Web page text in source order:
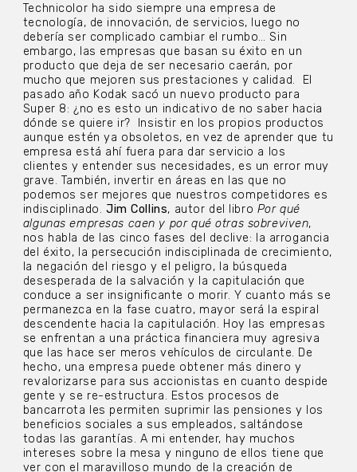
Technicolor ha sido siempre una empresa de
tecnología, de innovación, de servicios, luego no
debería ser complicado cambiar el rumbo… Sin
embargo, las empresas que basan su éxito en un
producto que deja de ser necesario caerán, por
mucho que mejoren sus prestaciones y calidad. El
pasado año Kodak sacó un nuevo producto para
Super 8: ¿no es esto un indicativo de no saber hacia
dónde se quiere ir? Insistir en los propios productos
aunque estén ya obsoletos, en vez de aprender que tu
empresa está ahí fuera para dar servicio a los
clientes y entender sus necesidades, es un error muy
grave. También, invertir en áreas en las que no
podemos ser mejores que nuestros competidores es
indisciplinado.Jim Collins, autor del libro Por qué
algunas empresas caen y por qué otras sobreviven,
nos habla de las cinco fases del declive: la arrogancia
del éxito, la persecución indisciplinada de crecimiento,
la negación del riesgo y el peligro, la búsqueda
desesperada de la salvación y la capitulación que
conduce a ser insignificante o morir. Y cuanto más se
permanezca en la fase cuatro, mayor será la espiral
descendente hacia la capitulación. Hoy las empresas
se enfrentan a una práctica financiera muy agresiva
que las hace ser meros vehículos de circulante. De
hecho, una empresa puede obtener más dinero y
revalorizarse para sus accionistas en cuanto despide
gente y se re-estructura. Estos procesos de
bancarrota les permiten suprimir las pensiones y los
beneficios sociales a sus empleados, saltándose
todas las garantías. A mi entender, hay muchos
intereses sobre la mesa y ninguno de ellos tiene que
ver con el maravilloso mundo de la creación de